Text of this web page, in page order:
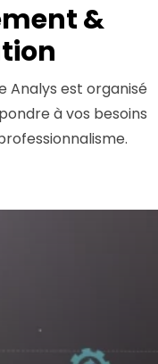
&
Analys est organisé
à vos besoins